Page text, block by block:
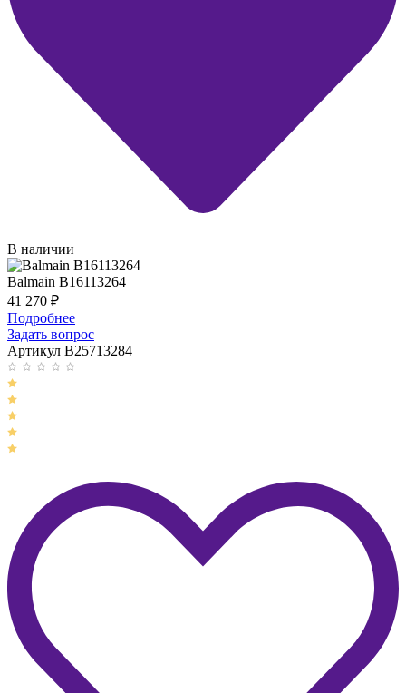
В наличии
Balmain B16113264
41 270 ₽
Подробнее
Задать вопрос
Артикул B25713284